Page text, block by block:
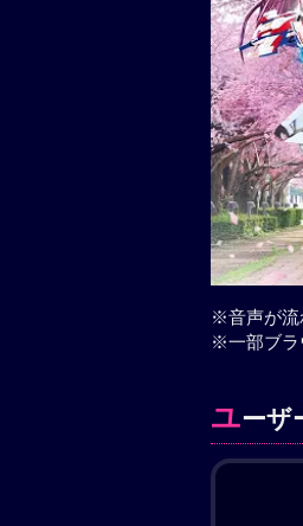
※音声が流
※一部ブラ
ユーザ